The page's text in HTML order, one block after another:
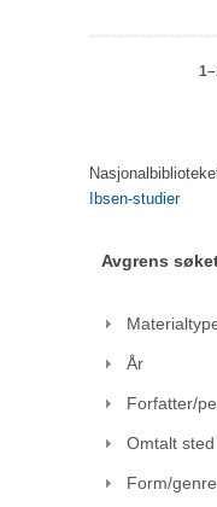
Ibsen-studier
Avgrens
År
Forfatter/
Omtalt sted
Form/genre